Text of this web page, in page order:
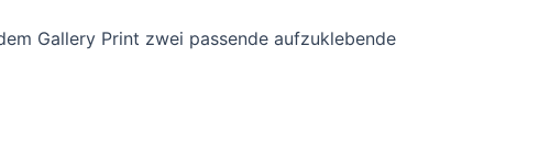
Gallery Print zwei passende aufzuklebende